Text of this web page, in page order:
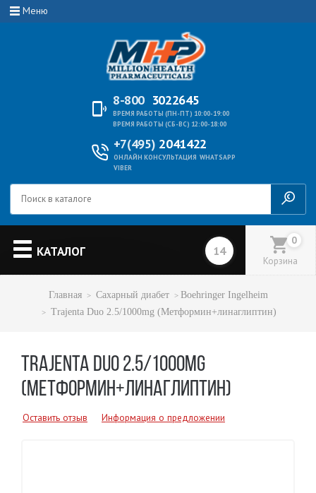
Меню
8-800 3022645
ВРЕМЯ РАБОТЫ (ПН-ПТ) 10:00-19:00
ВРЕМЯ РАБОТЫ (СБ-ВС) 12:00-18:00
+7(495) 2041422
ОНЛАЙН КОНСУЛЬТАЦИЯ WHATSAPP
VIBER
КАТАЛОГ
0
Корзина
Главная Сахарный диабет
Boehringer Ingelheim
Trajenta Duo 2.5/1000mg (Метформин+линаглиптин)
TRAJENTA DUO 2.5/1000MG
(МЕТФОРМИН+ЛИНАГЛИПТИН)
Оставить отзыв Информация о предложении